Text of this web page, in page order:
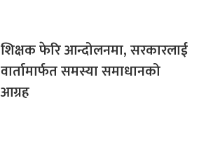
शिक्षक फेरि आन्दोलनमा, सरकारलाई
वार्तामार्फत समस्या समाधानको
आग्रह